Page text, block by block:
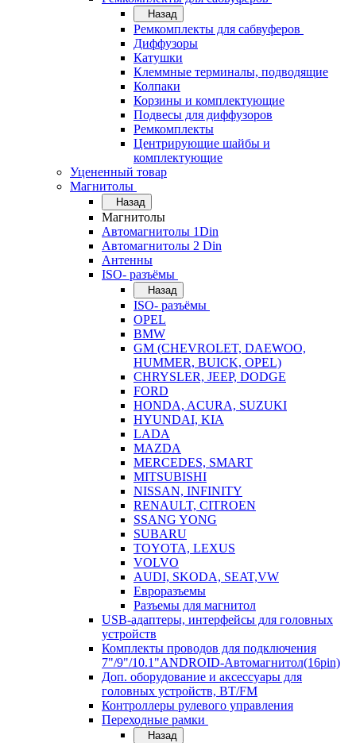
Назад
Ремкомплекты для сабвуферов
Диффузоры
Катушки
Клеммные терминалы, подводящие
Колпаки
Корзины и комплектующие
Подвесы для диффузоров
Ремкомплекты
Центрирующие шайбы и
комплектующие
Уцененный товар
Магнитолы
Назад
Магнитолы
Автомагнитолы 1Din
Автомагнитолы 2 Din
Антенны
ISO- разъёмы
Назад
ISO- разъёмы
OPEL
BMW
GM (CHEVROLET, DAEWOO,
HUMMER, BUICK, OPEL)
CHRYSLER, JEEP, DODGE
FORD
HONDA, ACURA, SUZUKI
HYUNDAI, KIA
LADA
MAZDA
MERCEDES, SMART
MITSUBISHI
NISSAN, INFINITY
RENAULT, CITROEN
SSANG YONG
SUBARU
TOYOTA, LEXUS
VOLVO
AUDI, SKODA, SEAT,VW
Евроразъемы
Разъемы для магнитол
USB-адаптеры, интерфейсы для головных
устройств
Комплекты проводов для подключения
7"/9"/10.1"ANDROID-Автомагнитол(16pin)
Доп. оборудование и аксессуары для
головных устройств, BT/FM
Контроллеры рулевого управления
Переходные рамки
Назад